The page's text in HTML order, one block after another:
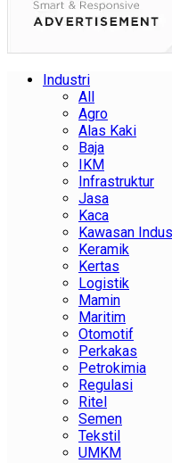
Industri
All
Agro
Alas Kaki
Baja
IKM
Infrastruktur
Jasa
Kaca
Kawasan
Keramik
Kertas
Logistik
Mamin
Maritim
Otomotif
Perkakas
Petrokimia
Regulasi
Ritel
Semen
Tekstil
UMKM